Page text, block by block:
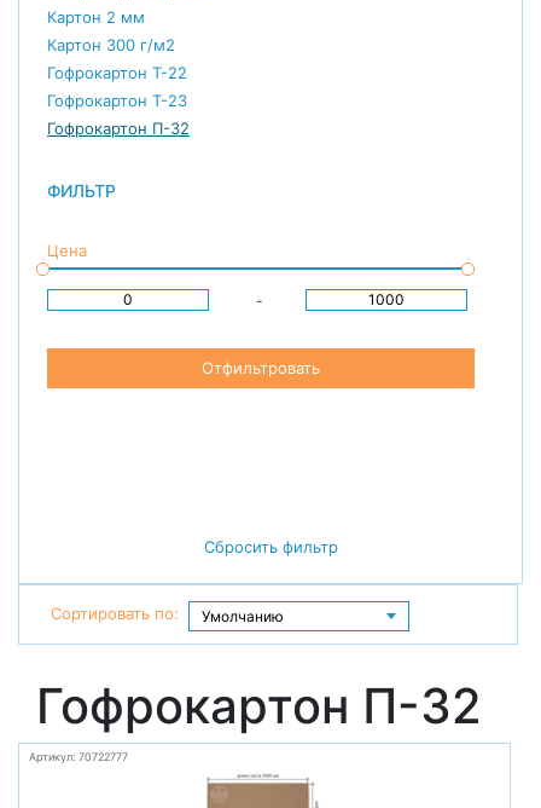
Картон 2 мм
Картон 300 г/м2
Гофрокартон Т-22
Гофрокартон Т-23
Гофрокартон П-32
ФИЛЬТР
Цена
-
Отфильтровать
Сбросить фильтр
Сортировать по:
Гофрокартон П-32
Артикул: 70722777